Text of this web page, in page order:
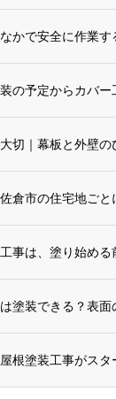
かで安全に作業
の予定からカバー
切｜幕板と外壁
倉市の住宅地ご
事は、塗り始める
塗装できる？表
根塗装工事がス